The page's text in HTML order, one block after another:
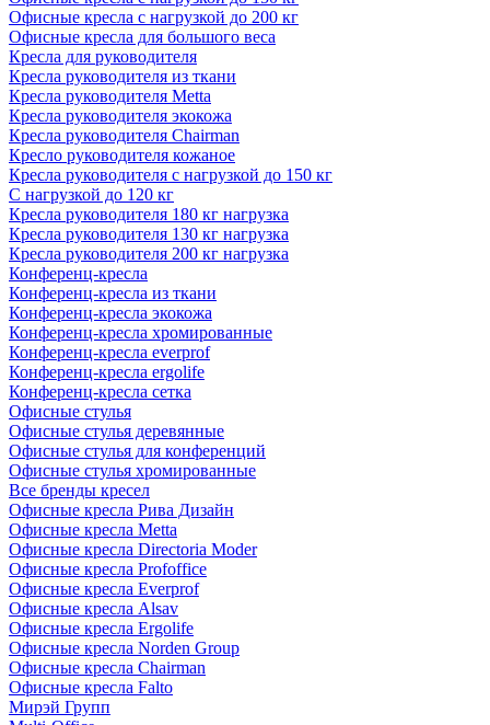
Офисные кресла с нагрузкой до 200 кг
Офисные кресла для большого веса
Кресла для руководителя
Кресла руководителя из ткани
Кресла руководителя Metta
Кресла руководителя экокожа
Кресла руководителя Chairman
Кресло руководителя кожаное
Кресла руководителя с нагрузкой до 150 кг
С нагрузкой до 120 кг
Кресла руководителя 180 кг нагрузка
Кресла руководителя 130 кг нагрузка
Кресла руководителя 200 кг нагрузка
Конференц-кресла
Конференц-кресла из ткани
Конференц-кресла экокожа
Конференц-кресла хромированные
Конференц-кресла everprof
Конференц-кресла ergolife
Конференц-кресла сетка
Офисные стулья
Офисные стулья деревянные
Офисные стулья для конференций
Офисные стулья хромированные
Все бренды кресел
Офисные кресла Рива Дизайн
Офисные кресла Metta
Офисные кресла Directoria Moder
Офисные кресла Profoffice
Офисные кресла Everprof
Офисные кресла Alsav
Офисные кресла Ergolife
Офисные кресла Norden Group
Офисные кресла Chairman
Офисные кресла Falto
Мирэй Групп